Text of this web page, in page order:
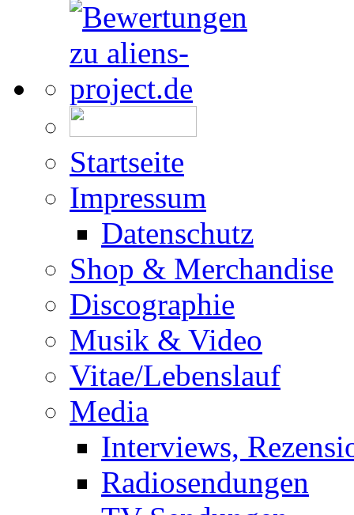
Startseite
Impressum
Datenschutz
Shop & Merchandise
Discographie
Musik & Video
Vitae/Lebenslauf
Media
Interviews,
Radiosendungen